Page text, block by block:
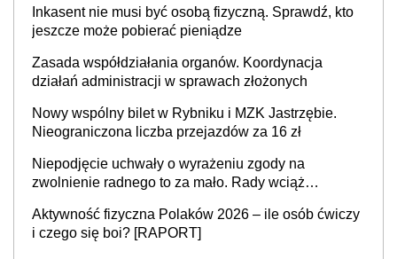
Inkasent nie musi być osobą fizyczną. Sprawdź, kto
jeszcze może pobierać pieniądze
Zasada współdziałania organów. Koordynacja
działań administracji w sprawach złożonych
Nowy wspólny bilet w Rybniku i MZK Jastrzębie.
Nieograniczona liczba przejazdów za 16 zł
Niepodjęcie uchwały o wyrażeniu zgody na
zwolnienie radnego to za mało. Rady wciąż
sprawy
Aktywność fizyczna Polaków 2026 – ile osób ćwiczy
i czego się boi? [RAPORT]